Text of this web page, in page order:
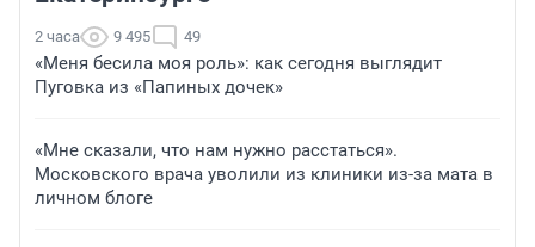
2 часа 9 495 49
«Меня бесила моя роль»: как сегодня выглядит
Пуговка из «Папиных дочек»
«Мне сказали, что нам нужно расстаться».
Московского врача уволили из клиники из-за мата в
личном блоге